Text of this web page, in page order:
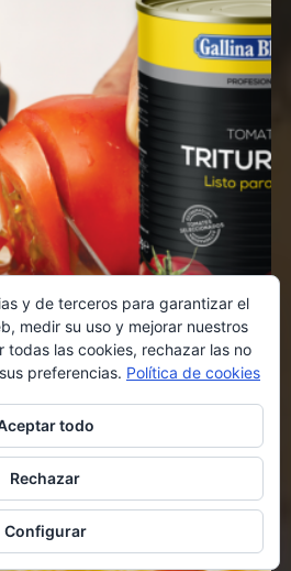
y de terceros para garantizar el
medir su uso y mejorar nuestros
todas las cookies, rechazar las no
preferencias. Política de cookies
todo
Rechazar
Configurar